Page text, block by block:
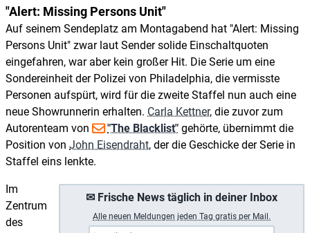
"Alert: Missing Persons Unit"
Auf seinem Sendeplatz am Montagabend hat "Alert: Missing
Persons Unit" zwar laut Sender solide Einschaltquoten
eingefahren, war aber kein großer Hit. Die Serie um eine
Sondereinheit der Polizei von Philadelphia, die vermisste
Personen aufspürt, wird für die zweite Staffel nun auch eine
neue Showrunnerin erhalten. Carla Kettner, die zuvor zum
Autorenteam von
"The Blacklist" gehörte, übernimmt die
Position von John Eisendraht, der die Geschicke der Serie in
Staffel eins lenkte.
✉ Frische News täglich in deiner Inbox
Alle neuen Meldungen jeden Tag gratis per Mail.
Im
Zentrum
des